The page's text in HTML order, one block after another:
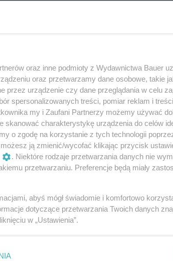
oraz inne podmioty z Wydawnictwa Bauer
oraz przetwarzamy dane osobowe, takie
przez urządzenie czy dane przeglądania w celu
spersonalizowanych treści, pomiar reklam i
my i Zaufani Partnerzy możemy używać
skanować charakterystykę urządzenia do celów
o zgodę na korzystanie z tych technologii
ją zmienić/wycofać klikając przycisk
. Niektóre rodzaje przetwarzania danych nie
przetwarzaniu. Preferencje będą miały
abyś mógł świadomie i komfortowo
dotyczące przetwarzania Twoich danych
w „Ustawienia”.